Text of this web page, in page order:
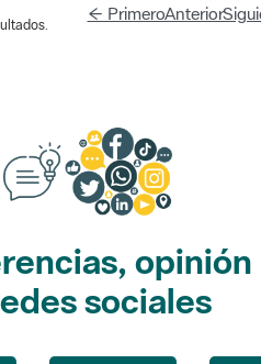
← PrimeroAnterior
opinión
sociales